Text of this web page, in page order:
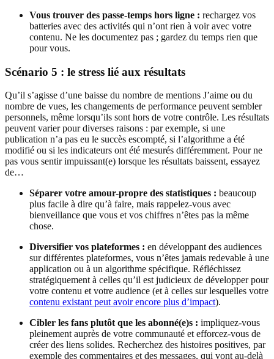
Vous trouver des passe-temps hors ligne : rechargez vos
batteries avec des activités qui n’ont rien à voir avec votre
contenu. Ne les documentez pas ; gardez du temps rien que
pour vous.
Scénario 5 : le stress lié aux résultats
Qu’il s’agisse d’une baisse du nombre de mentions J’aime ou du
nombre de vues, les changements de performance peuvent sembler
personnels, même lorsqu’ils sont hors de votre contrôle. Les résultats
peuvent varier pour diverses raisons : par exemple, si une
publication n’a pas eu le succès escompté, si l’algorithme a été
modifié ou si les indicateurs ont été mesurés différemment. Pour ne
pas vous sentir impuissant(e) lorsque les résultats baissent, essayez
de…
Séparer votre amour-propre des statistiques : beaucoup
plus facile à dire qu’à faire, mais rappelez-vous avec
bienveillance que vous et vos chiffres n’êtes pas la même
chose.
Diversifier vos plateformes : en développant des audiences
sur différentes plateformes, vous n’êtes jamais redevable à une
application ou à un algorithme spécifique. Réfléchissez
stratégiquement à celles qu’il est judicieux de développer pour
votre contenu et votre audience (et à celles sur lesquelles votre
contenu existant peut avoir encore plus d’impact).
Cibler les fans plutôt que les abonné(e)s : impliquez-vous
pleinement auprès de votre communauté et efforcez-vous de
créer des liens solides. Recherchez des histoires positives, par
exemple des commentaires et des messages, qui vont au-delà